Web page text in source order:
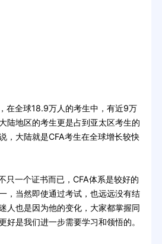
全球18.9万人的考生中，有近9万
陆地区的考生更是占到亚太区考生的
，大陆就是CFA考生在全球增长较快
一个证书而已，CFA体系是较好的
，当然即使通过考试，也远远没有结
人也是因为他的变化，大家都掌握同
好是我们进一步需要学习和领悟的。